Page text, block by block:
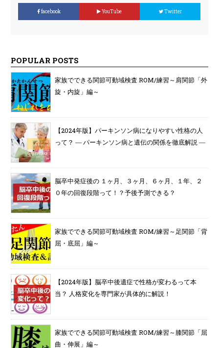
facebook YouTube Twitter
POPULAR POSTS
家族でできる関節可動域検査 ROM/練習～肩関節「外
旋・内旋」編～
【2024年版】パーキンソン病になりやすい性格の人
って？ ― パーキンソン病と遺伝の関係を徹底解説 ―
脳卒中発症後の １ヶ月、３ヶ月、６ヶ月、１年、２
０年の回復段階って！？予後予測できる？
家族でできる関節可動域検査 ROM/練習～足関節「背
屈・底屈」編～
【2024年版】脳卒中後遺症で性格が変わるって本
当？ 人格変化を専門家が具体的に解説！
家族でできる関節可動域検査 ROM/練習～膝関節「屈
曲・伸展」編～